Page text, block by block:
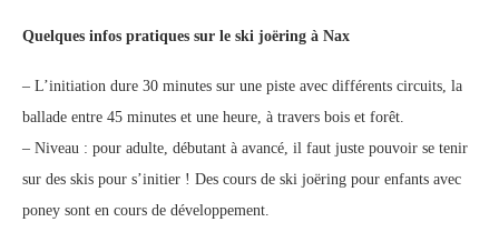
Quelques infos pratiques sur le ski joëring à Nax
– L’initiation dure 30 minutes sur une piste avec différents circuits, la
ballade entre 45 minutes et une heure, à travers bois et forêt.
– Niveau : pour adulte, débutant à avancé, il faut juste pouvoir se tenir
sur des skis pour s’initier ! Des cours de ski joëring pour enfants avec
poney sont en cours de développement.